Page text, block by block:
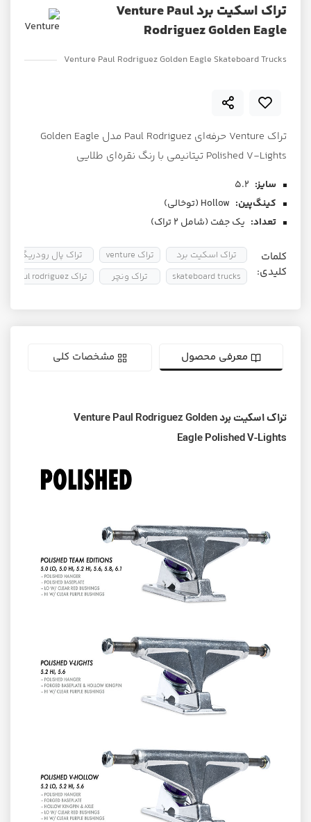
تراک اسکیت برد Venture Paul
Rodriguez Golden Eagle
Venture Paul Rodriguez Golden Eagle Skateboard Trucks
تراک Venture حرفه‌ای Paul Rodriguez مدل Golden Eagle
Polished V-Lights تیتانیمی با رنگ نقره‌ای طلایی
سایز: 5.2
کینگ‌پین: Hollow (توخالی)
تعداد: یک جفت (شامل ۲ تراک)
کلمات
کلیدی:
تراک اسکیت برد
skateboard trucks
تراک venture
تراک ونچر
تراک پال رودریگز
تراک paul rodriguez
معرفی محصول مشخصات کلی
تراک اسکیت برد Venture Paul Rodriguez Golden
Eagle Polished V-Lights